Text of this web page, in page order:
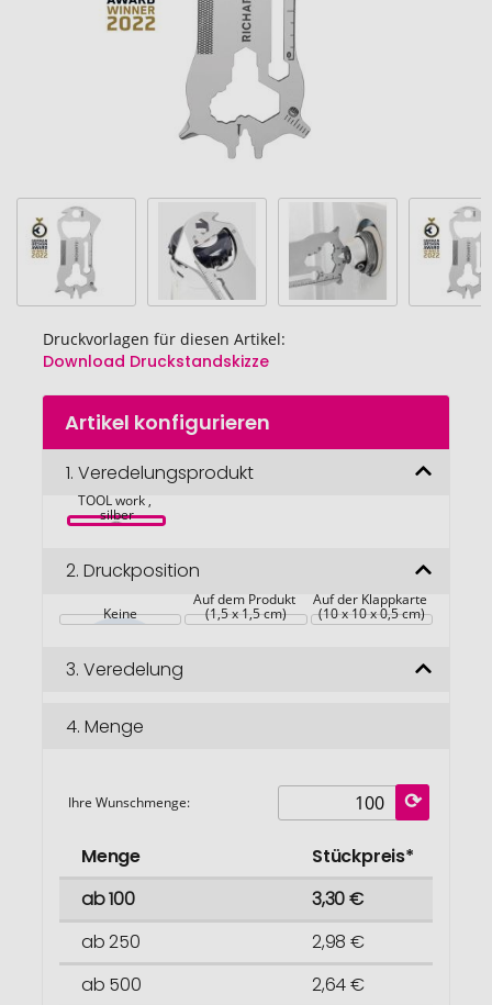
Druckvorlagen für diesen Artikel:
Download Druckstandskizze
Zum
Anfang
Bildgalerie
springen
Artikel konfigurieren
1. Veredelungsprodukt
TOOL work ,
silber
2. Druckposition
Keine
Auf dem Produkt
(1,5 x 1,5 cm)
Auf der Klappkarte
(10 x 10 x 0,5 cm)
3. Veredelung
4. Menge
Ihre Wunschmenge:
Menge
Stückpreis*
ab 100
3,30 €
ab 250
2,98 €
ab 500
2,64 €